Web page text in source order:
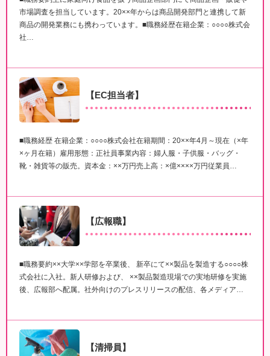
市場調査を担当しています。20××年からは商品開発部門と連携して新
商品の開発業務にも携わっています。■職務経歴在籍企業：○○○○株式会
社…
【EC担当者】
■職務経歴 在籍企業：○○○○株式会社在籍期間：20××年4月～現在（×年
×ヶ月在籍）雇用形態：正社員事業内容：婦人服・子供服・バッグ・
靴・雑貨等の販売。資本金：××万円売上高：×億××××万円従業員…
【広報職】
■職務要約××大学××学部を卒業後、 新卒にて××製品を製造する○○○○株
式会社に入社。新人研修および、 ××製品製造現場での実地研修を実施
後、広報部へ配属。社外向けのプレスリリースの配信、各メディア…
【清掃員】